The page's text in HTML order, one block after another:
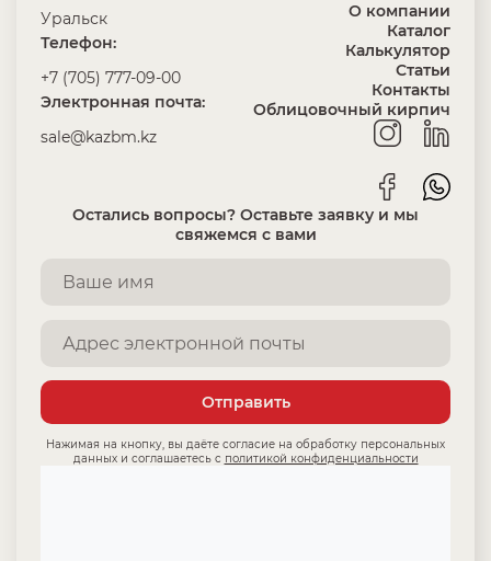
Уральск
Телефон:
+7 (705) 777-09-00
Электронная почта:
sale@kazbm.kz
О компании
Каталог
Калькулятор
Статьи
Контакты
Облицовочный кирпич
Остались вопросы? Оставьте заявку и мы
свяжемся с вами
Отправить
Нажимая на кнопку, вы даёте согласие на обработку персональных
данных и соглашаетесь с политикой конфиденциальности